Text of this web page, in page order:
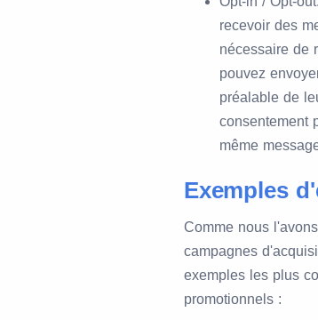
recevoir des
nécessaire de
pouvez
préalable de
consentement
même
Exemples
Comme nous
campagnes
exemples les plus
promotionnels :